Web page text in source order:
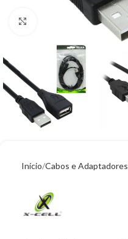
Clique para ampliar
Início Cabos e Adaptadores